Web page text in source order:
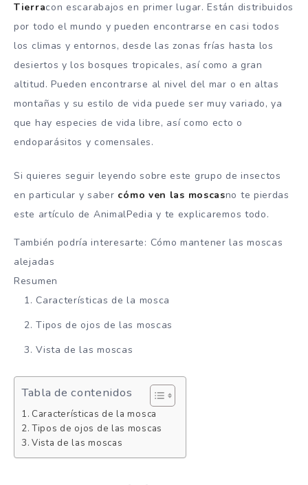
Tierracon escarabajos en primer lugar. Están distribuidos
por todo el mundo y pueden encontrarse en casi todos
los climas y entornos, desde las zonas frías hasta los
desiertos y los bosques tropicales, así como a gran
altitud. Pueden encontrarse al nivel del mar o en altas
montañas y su estilo de vida puede ser muy variado, ya
que hay especies de vida libre, así como ecto o
endoparásitos y comensales.
Si quieres seguir leyendo sobre este grupo de insectos
en particular y saber cómo ven las moscasno te pierdas
este artículo de AnimalPedia y te explicaremos todo.
También podría interesarte: Cómo mantener las moscas
alejadas
Resumen
Características de la mosca
Tipos de ojos de las moscas
Vista de las moscas
Tabla de contenidos
Características de la mosca
Tipos de ojos de las moscas
Vista de las moscas